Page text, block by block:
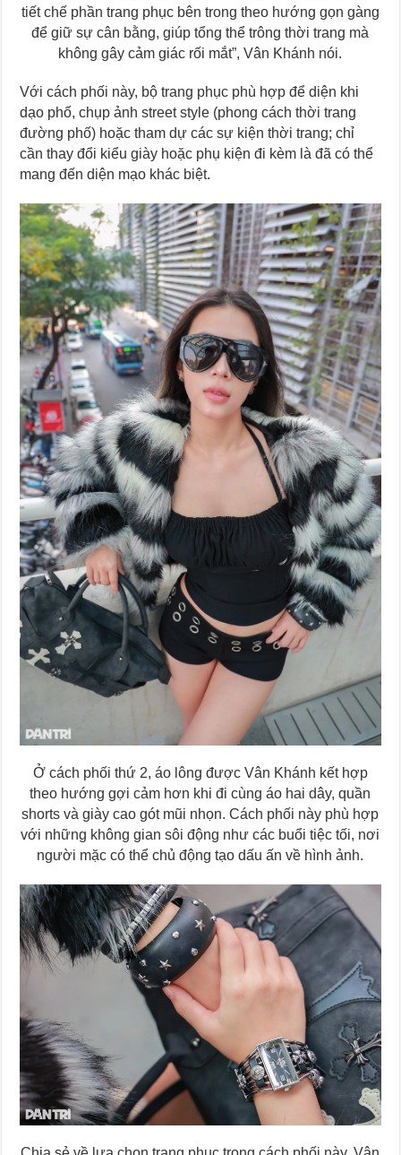
tiết chế phần trang phục bên trong theo hướng gọn gàng
để giữ sự cân bằng, giúp tổng thể trông thời trang mà
không gây cảm giác rối mắt”, Vân Khánh nói.
Với cách phối này, bộ trang phục phù hợp để diện khi
dạo phố, chụp ảnh street style (phong cách thời trang
đường phố) hoặc tham dự các sự kiện thời trang; chỉ
cần thay đổi kiểu giày hoặc phụ kiện đi kèm là đã có thể
mang đến diện mạo khác biệt.
Ở cách phối thứ 2, áo lông được Vân Khánh kết hợp
theo hướng gợi cảm hơn khi đi cùng áo hai dây, quần
shorts và giày cao gót mũi nhọn. Cách phối này phù hợp
với những không gian sôi động như các buổi tiệc tối, nơi
người mặc có thể chủ động tạo dấu ấn về hình ảnh.